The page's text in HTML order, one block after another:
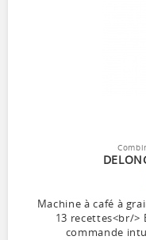
Machine à café à
13 recettes<br/>
commande